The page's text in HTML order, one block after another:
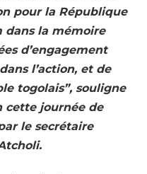
pour la République
dans la mémoire
d’engagement
l’action, et de
togolais”, souligne
cette journée de
le secrétaire